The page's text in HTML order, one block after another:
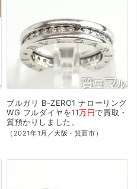
ブルガリ B-ZERO1 ナローリング
WG フルダイヤを11万円で買取・
質預かり しました。
（2021年1月／大阪・箕面市）